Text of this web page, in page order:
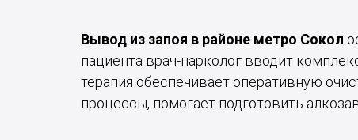
Вывод из запоя в районе метро Сокол
пациента врач-нарколог вводит
терапия обеспечивает оперативную
процессы, помогает подготовить